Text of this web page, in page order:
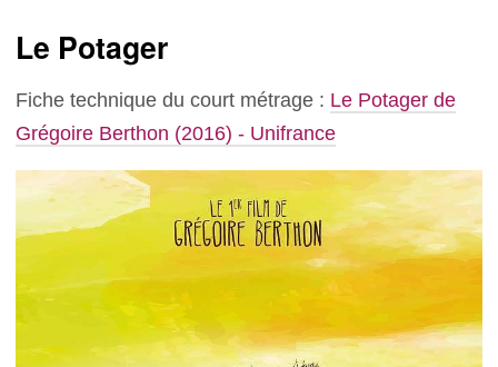
Le Potager
Fiche technique du court métrage : Le Potager de
Grégoire Berthon (2016) - Unifrance